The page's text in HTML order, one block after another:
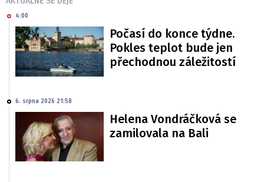
4:00
Počasí do konce týdne.
Pokles teplot bude jen
přechodnou záležitostí
6. srpna 2026 21:58
Helena Vondráčková se
zamilovala na Bali